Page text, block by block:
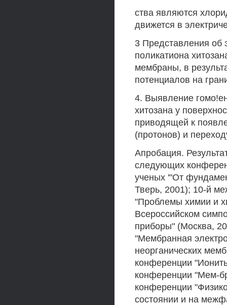
ства являются
движется в
3 Представления об
поликатиона
мембраны, в
потенциалов на
4. Выявление
хитозана у
приводящей к
(протонов) и
Апробация.
следующих
ученых '"От
Тверь, 2001); 10-й
"Проблемы химии и
Всероссийском
приборы" (Москва,
"Мембранная
неорганических
конференции
конференции "Мем-
конференции
состоянии и на